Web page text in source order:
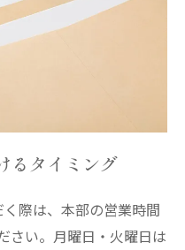
るタイミング
際は、本部の営業時間
さい。月曜日・火曜日は